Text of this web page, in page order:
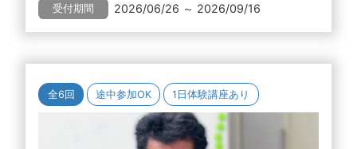
受付期間 2026/06/26 ～ 2026/09/16
全6回 途中参加OK 1日体験講座あり